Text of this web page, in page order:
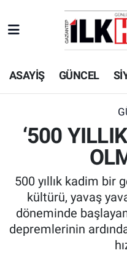
ASAYİŞ GÜNCEL
‘500
500 yıllık kadim bir
kültürü, yavaş
döneminde
depremlerinin
EKONOMİ
SİYASET
SPOR
ASAYİŞ
EĞİTİM
Beyoğlu Hava
Beyoğlu Trafik
Süper Lig Puan
Tüm Manşetler
Haber Arşivi